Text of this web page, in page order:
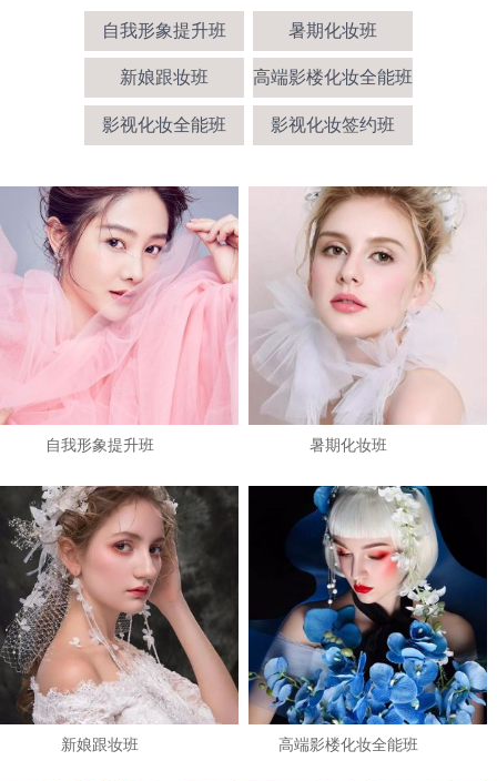
自我形象提升班 暑期化妆班
新娘跟妆班 高端影楼化妆全能班
影视化妆全能班 影视化妆签约班
自我形象提升班 暑期化妆班
新娘跟妆班 高端影楼化妆全能班